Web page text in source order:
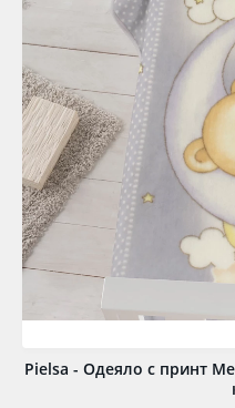
Pielsa - Одеяло с принт